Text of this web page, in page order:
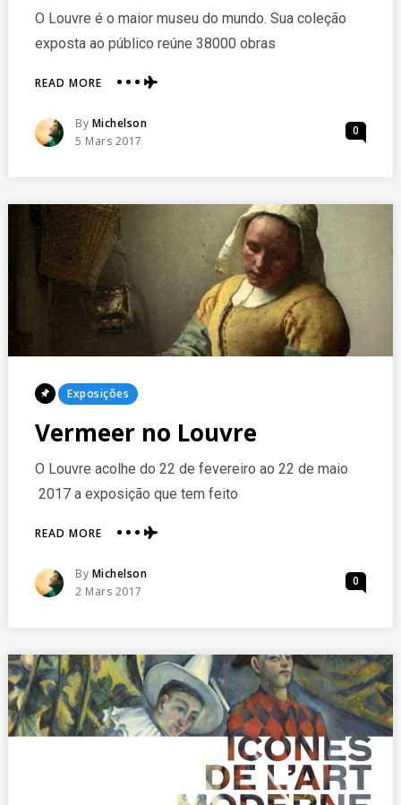
O Louvre é o maior museu do mundo. Sua coleção
exposta ao público reúne 38000 obras
READ MOREABOUT
VISITA
NO
Posted
By Michelson
Posted
5 Mars 2017
0
Posted
Exposições
Vermeer no Louvre
O Louvre acolhe do 22 de fevereiro ao 22 de maio
2017 a exposição que tem feito
READ MOREABOUT
NO
LOUVRE
Posted
By Michelson
Posted
2 Mars 2017
0